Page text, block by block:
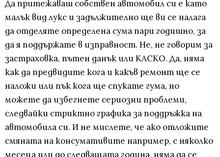
Да притежаваш собствен автомобил си е като
малък вид лукс и задължително ще ви се налага
да отделяте определена сума пари годишно, за
да я поддържате в изправност. Не, не говорим за
застраховка, пътен данък или КАСКО. Да, няма
как да предвидите кога и какъв ремонт ще се
наложи или пък кога ще спукате гума, но
можете да избегнете сериозни проблеми,
следвайки стриктно графика за поддръжка на
автомобила си. И не мислете, че ако отложите
смяната на консумативите например, с няколко
месеца или до следващата година, няма да се